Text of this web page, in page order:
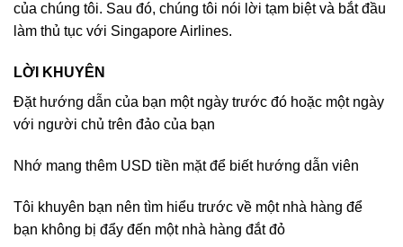
của chúng tôi. Sau đó, chúng tôi nói lời tạm biệt và bắt đầu
làm thủ tục với Singapore Airlines.
LỜI KHUYÊN
Đặt hướng dẫn của bạn một ngày trước đó hoặc một ngày
với người chủ trên đảo của bạn
Nhớ mang thêm USD tiền mặt để biết hướng dẫn viên
Tôi khuyên bạn nên tìm hiểu trước về một nhà hàng để
bạn không bị đẩy đến một nhà hàng đắt đỏ